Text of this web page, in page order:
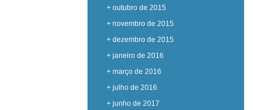
+ outubro de 2015
+ novembro de 2015
+ dezembro de 2015
+ janeiro de 2016
+ março de 2016
+ julho de 2016
+ junho de 2017